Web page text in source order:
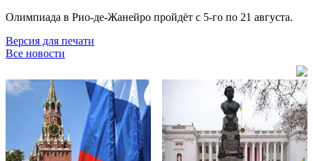
Олимпиада в Рио-де-Жанейро пройдёт с 5-го по 21 августа.
Версия для печати
Все новости